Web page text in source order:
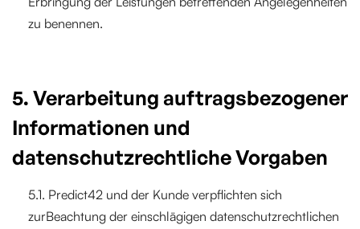
zu benennen.
5. Verarbeitung auftragsbezogener
Informationen und
datenschutzrechtliche Vorgaben
5.1. Predict42 und der Kunde verpflichten sich
zurBeachtung der einschlägigen datenschutzrechtlichen